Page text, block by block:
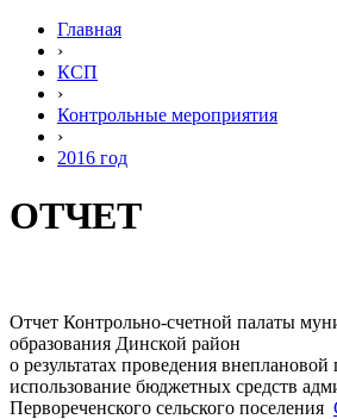
Главная
›
КСП
›
Контрольные мероприятия
›
2016 год
ОТЧЕТ
Отчет Контрольно-счетной палаты
образования Динской район
о результатах проведения внеплановой
использование бюджетных средств
Первореченского сельского поселения